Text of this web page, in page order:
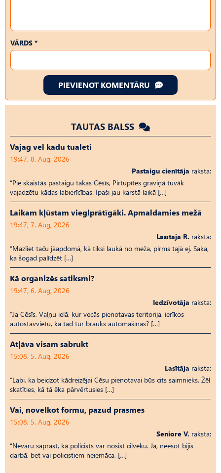
VĀRDS *
PIEVIENOT KOMENTĀRU
TAUTAS BALSS
Vajag vēl kādu tualeti
19:47, 8. Aug, 2026
Pastaigu cienītāja raksta:
“Pie skaistās pastaigu takas Cēsīs, Pirtupītes graviņā tuvāk
vajadzētu kādas labierīcības. Īpaši jau karstā laikā […]
Laikam kļūstam vieglprātīgāki. Apmaldamies mežā
19:47, 7. Aug, 2026
Lasītāja R. raksta:
“Mazliet taču jāapdomā, kā tiksi laukā no meža, pirms tajā ej. Saka,
ka šogad palīdzēt […]
Kā organizēs satiksmi?
19:47, 6. Aug, 2026
Iedzīvotāja raksta:
“Ja Cēsīs, Vaļņu ielā, kur vecās pienotavas teritorija, ierīkos
autostāvvietu, kā tad tur brauks automašīnas? […]
Atļāva visam sabrukt
15:08, 5. Aug, 2026
Lasītāja raksta:
“Labi, ka beidzot kādreizējai Cēsu pienotavai būs cits saimnieks. Žēl
skatīties, kā tā ēka pārvērtusies […]
Vai, novelkot formu, pazūd prasmes
15:08, 5. Aug, 2026
Seniore V. raksta:
“Nevaru saprast, kā policists var nosist cilvēku. Jā, neesot bijis
darbā, bet vai policistiem neiemāca, […]